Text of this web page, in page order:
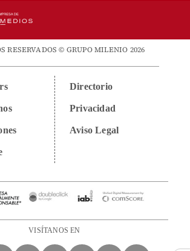
RESERVADOS © GRUPO MILENIO 2026
Directorio
Privacidad
Aviso Legal
VISÍTANOS EN